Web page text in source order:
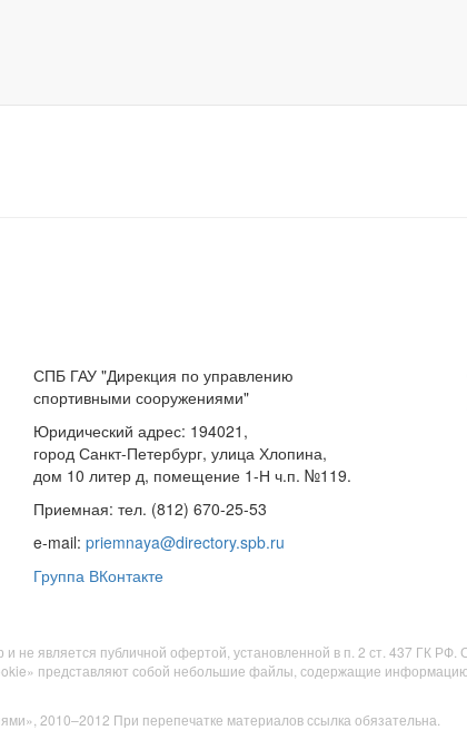
СПБ ГАУ "Дирекция по управлению
спортивными сооружениями"
Юридический адрес: 194021,
город Санкт-Петербург, улица Хлопина,
дом 10 литер д, помещение 1-Н ч.п. №119.
Приемная: тел. (812) 670-25-53
e-mail: priemnaya@directory.spb.ru
Группа ВКонтакте
является публичной офертой, установленной в п. 2 ст. 437 ГК
представляют собой небольшие файлы, содержащие
2010–2012 При перепечатке материалов ссылка обязательна.